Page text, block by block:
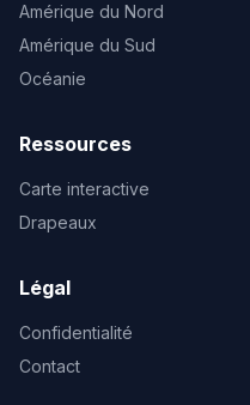
Amérique du Nord
Amérique du Sud
Océanie
Ressources
Carte interactive
Drapeaux
Légal
Confidentialité
Contact